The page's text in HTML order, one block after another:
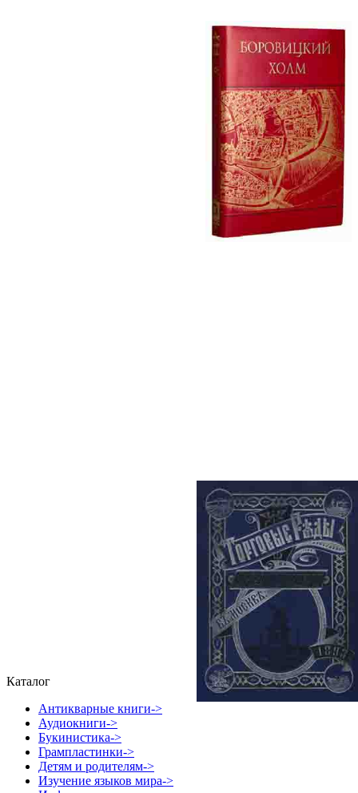
Каталог
Антикварные книги->
Аудиокниги->
Букинистика->
Грампластинки->
Детям и родителям->
Изучение языков мира->